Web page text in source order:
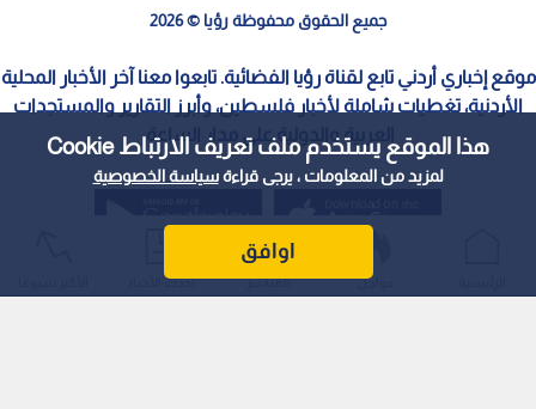
هذا الموقع يستخدم ملف تعريف الارتباط Cookie
لمزيد من المعلومات ، يرجى قراءةسياسة الخصوصية
اوافق
جميع الحقوق محفوظة رؤيا © 2026
موقع إخباري أردني تابع لقناة رؤيا الفضائية. تابعوا معنا آخر الأخبار المحلية
الأردنية، تغطيات شاملة لأخبار فلسطين، وأبرز التقارير والمستجدات
العربية والدولية على مدار الساعة.
عواجل المباشر أحدث الأخبار